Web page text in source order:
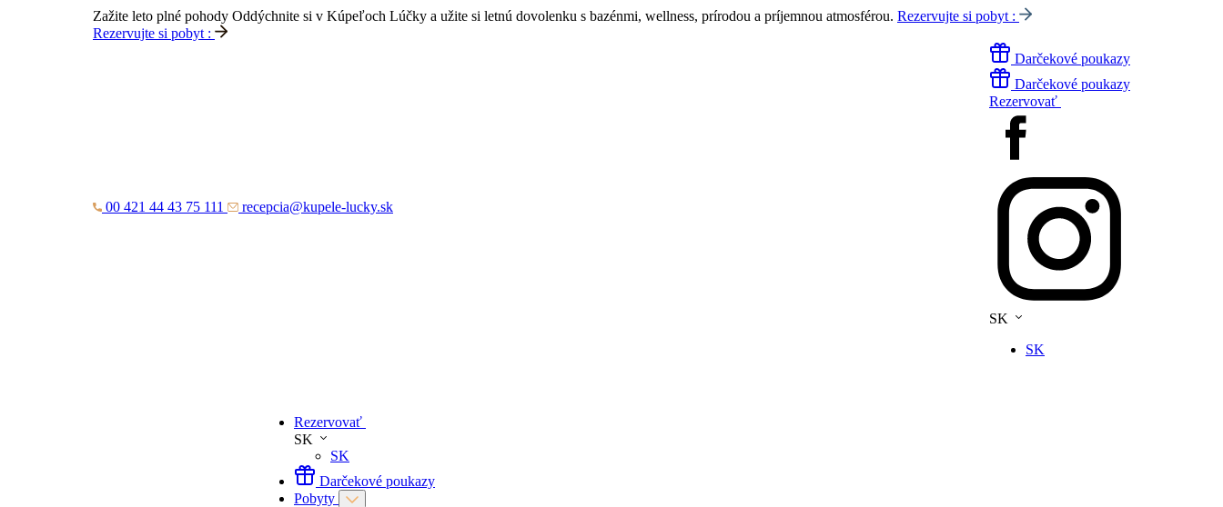
Zažite leto plné pohody Oddýchnite si v Kúpeľoch Lúčky a užite si letnú dovolenku s bazénmi, wellness, prírodou a príjemnou atmosférou. Rezervujte si pobyt :
Rezervujte si pobyt :
00 421 44 43 75 111 recepcia@kupele-lucky.sk
Darčekové poukazy
Darčekové poukazy
Rezervovať
SK
SK
Rezervovať
SK
SK
Darčekové poukazy
Pobyty